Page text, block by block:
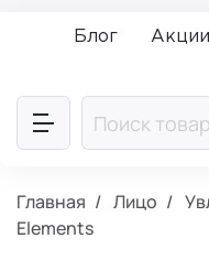
Подарки в
Блог Акции
Главная Лицо
Elements